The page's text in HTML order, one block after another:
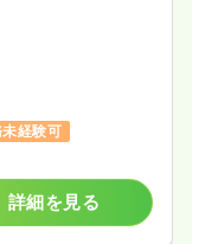
経験可
詳細を見る